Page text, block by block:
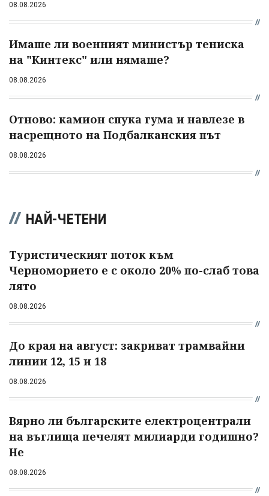
08.08.2026
Имаше ли военният министър тениска
на "Кинтекс" или нямаше?
08.08.2026
Отново: камион спука гума и навлезе в
насрещното на Подбалканския път
08.08.2026
НАЙ-ЧЕТЕНИ
Туристическият поток към
Черноморието е с около 20% по-слаб това
лято
08.08.2026
До края на август: закриват трамвайни
линии 12, 15 и 18
08.08.2026
Вярно ли българските електроцентрали
на въглища печелят милиарди годишно?
Не
08.08.2026